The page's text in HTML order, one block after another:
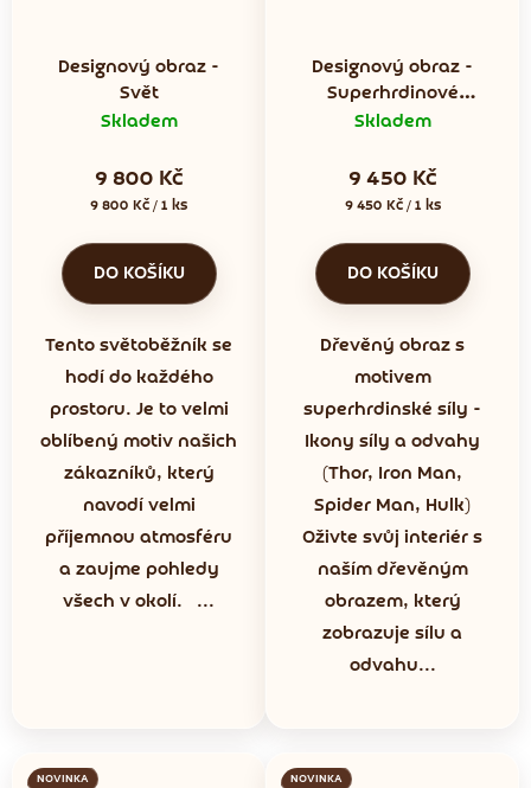
Designový obraz -
Svět
Skladem
9 800 Kč
Měrná
9 800 Kč / 1 ks
DO KOŠÍKU
Tento světoběžník se
hodí do každého
prostoru. Je to velmi
oblíbený motiv našich
zákazníků, který
navodí velmi
příjemnou atmosféru
a zaujme pohledy
všech v okolí. ...
Designový obraz -
Superhrdinové
MARVEL
Skladem
9 450 Kč
Měrná
9 450 Kč / 1 ks
DO KOŠÍKU
Dřevěný obraz s
motivem
superhrdinské síly -
Ikony síly a odvahy
(Thor, Iron Man,
Spider Man, Hulk)
Oživte svůj interiér s
naším dřevěným
obrazem, který
zobrazuje sílu a
odvahu...
NOVINKA NOVINKA